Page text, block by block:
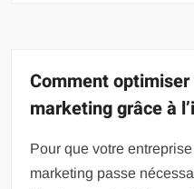
Comment
marketing grâce à
Pour que votre
marketing passe